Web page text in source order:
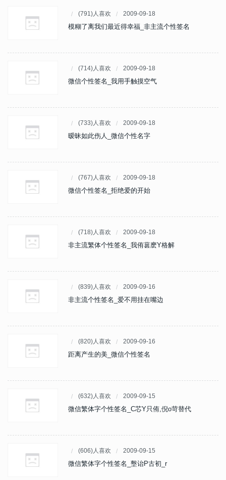
(791)人喜欢 2009-09-18
模糊了离我们最近得幸福_非主流个性签名
(714)人喜欢 2009-09-18
微信个性签名_我用手触摸空气
(733)人喜欢 2009-09-18
暧昧如此伤人_微信个性名字
(767)人喜欢 2009-09-18
微信个性签名_拒绝爱的开始
(718)人喜欢 2009-09-18
非主流繁体个性签名_我侑葚麽Y格解
(839)人喜欢 2009-09-16
非主流个性签名_爱不用挂在嘴边
(820)人喜欢 2009-09-16
距离产生的美_微信个性签名
(632)人喜欢 2009-09-15
微信繁体字个性签名_C芯Y只侑,倪o苛替代
(606)人喜欢 2009-09-15
微信繁体字个性签名_墼诒P古初_r